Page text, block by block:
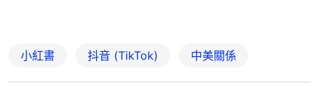
小紅書 抖音 (TikTok) 中美關係